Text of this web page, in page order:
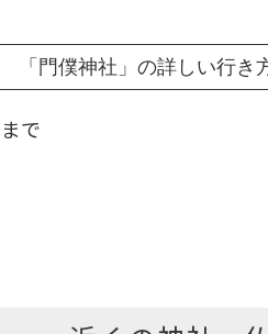
「門僕神社」の詳しい行き
で